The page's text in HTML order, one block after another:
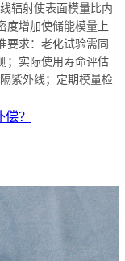
辐射使表面模量比内
度增加使储能模量上
要求：老化试验需同
；实际使用寿命评估
紫外线；定期模量检
？